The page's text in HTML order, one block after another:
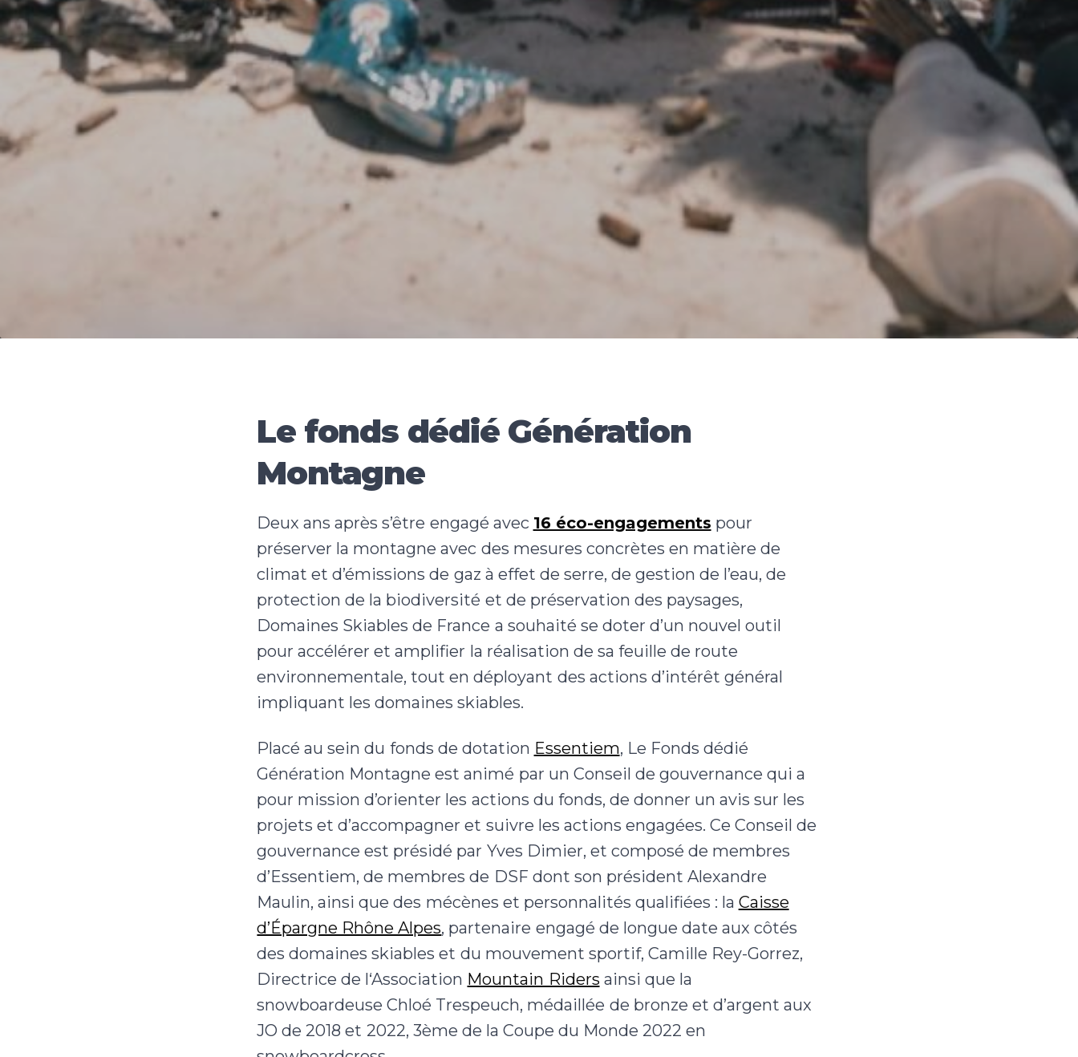
Le fonds dédié Génération
Montagne
Deux ans après s’être engagé avec 16 éco-engagements pour
préserver la montagne avec des mesures concrètes en matière de
climat et d’émissions de gaz à effet de serre, de gestion de l’eau, de
protection de la biodiversité et de préservation des paysages,
Domaines Skiables de France a souhaité se doter d’un nouvel outil
pour accélérer et amplifier la réalisation de sa feuille de route
environnementale, tout en déployant des actions d’intérêt général
impliquant les domaines skiables.
Placé au sein du fonds de dotation Essentiem, Le Fonds dédié
Génération Montagne est animé par un Conseil de gouvernance qui a
pour mission d’orienter les actions du fonds, de donner un avis sur les
projets et d’accompagner et suivre les actions engagées. Ce Conseil de
gouvernance est présidé par Yves Dimier, et composé de membres
d’Essentiem, de membres de DSF dont son président Alexandre
Maulin, ainsi que des mécènes et personnalités qualifiées : la Caisse
d’Épargne Rhône Alpes, partenaire engagé de longue date aux côtés
des domaines skiables et du mouvement sportif, Camille Rey-Gorrez,
Directrice de l‘Association Mountain Riders ainsi que la
snowboardeuse Chloé Trespeuch, médaillée de bronze et d’argent aux
JO de 2018 et 2022, 3ème de la Coupe du Monde 2022 en